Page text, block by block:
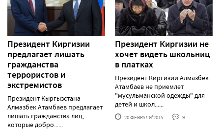
Президент Киргизии
предлагает лишать
гражданства
террористов и
экстремистов
Президент Кыргызстана
Алмазбек Атамбаев предлагает
лишать гражданства лиц,
которые добро......
Президент Киргизии не
хочет видеть школьниц
в платках
Президент Киргизии Алмазбек
Атамбаев не приемлет
"мусульманской одежды" для
детей и школ......
20 ФЕВРАЛЯ'2015 9